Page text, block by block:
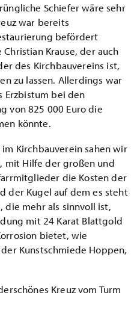
Schiefer wäre sehr
war bereits
befördert
Krause, der auch
des Kirchbauvereins ist,
zu lassen. Allerdings war
Erzbistum bei den
von 825 000 Euro die
könnte.
Kirchbauverein sahen wir
mit Hilfe der großen und
die Kosten der
der Kugel auf dem es steht
die mehr als sinnvoll ist,
mit 24 Karat Blattgold
bietet, wie
Kunstschmiede Hoppen,
Kreuz vom Turm